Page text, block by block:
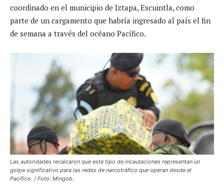
coordinado en el municipio de Iztapa, Escuintla, como
parte de un cargamento que habría ingresado al país el fin
de semana a través del océano Pacífico.
Las autoridades recalcaron que este tipo de incautaciones representan un
golpe significativo para las redes de narcotráfico que operan desde el
Pacífico. / Foto: Mingob.